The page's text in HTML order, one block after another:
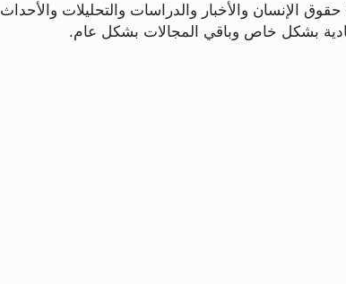
الإنسان والأخبار والدراسات والتحليلات والأحداث
بشكل خاص وباقي المجالات بشكل عام.